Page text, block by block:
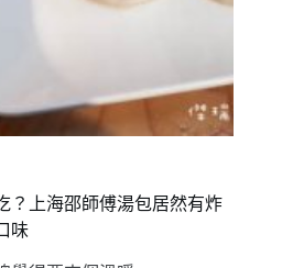
？上海邵師傅湯包居然有炸
味